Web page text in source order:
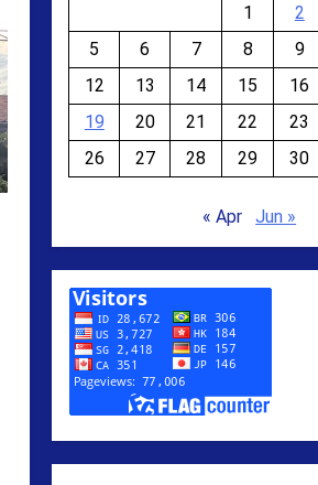
1
2
5
6 7 8 9
12
13 14 15 16
19
20 21 22 23
26
27 28 29 30
« Apr Jun »